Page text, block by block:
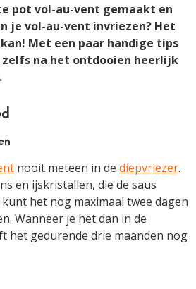
pot vol-au-vent gemaakt en
je vol-au-vent invriezen? Het
Met een paar handige tips
na het ontdooien heerlijk
nooit meteen in de diepvriezer.
en ijskristallen, die de saus
het nog maximaal twee dagen
Wanneer je het dan in de
het gedurende drie maanden nog